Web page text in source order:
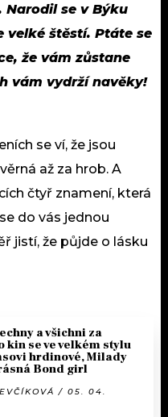
Narodil se v Býku
velké štěstí. Ptáte se
že vám zůstane
vám vydrží navěky!
se ví, že jsou
až za hrob. A
čtyř znamení, která
do vás jednou
jistí, že půjde o lásku
a všichni za
kin se ve velkém stylu
hrdinové, Milady
Bond girl
/ 05. 04.